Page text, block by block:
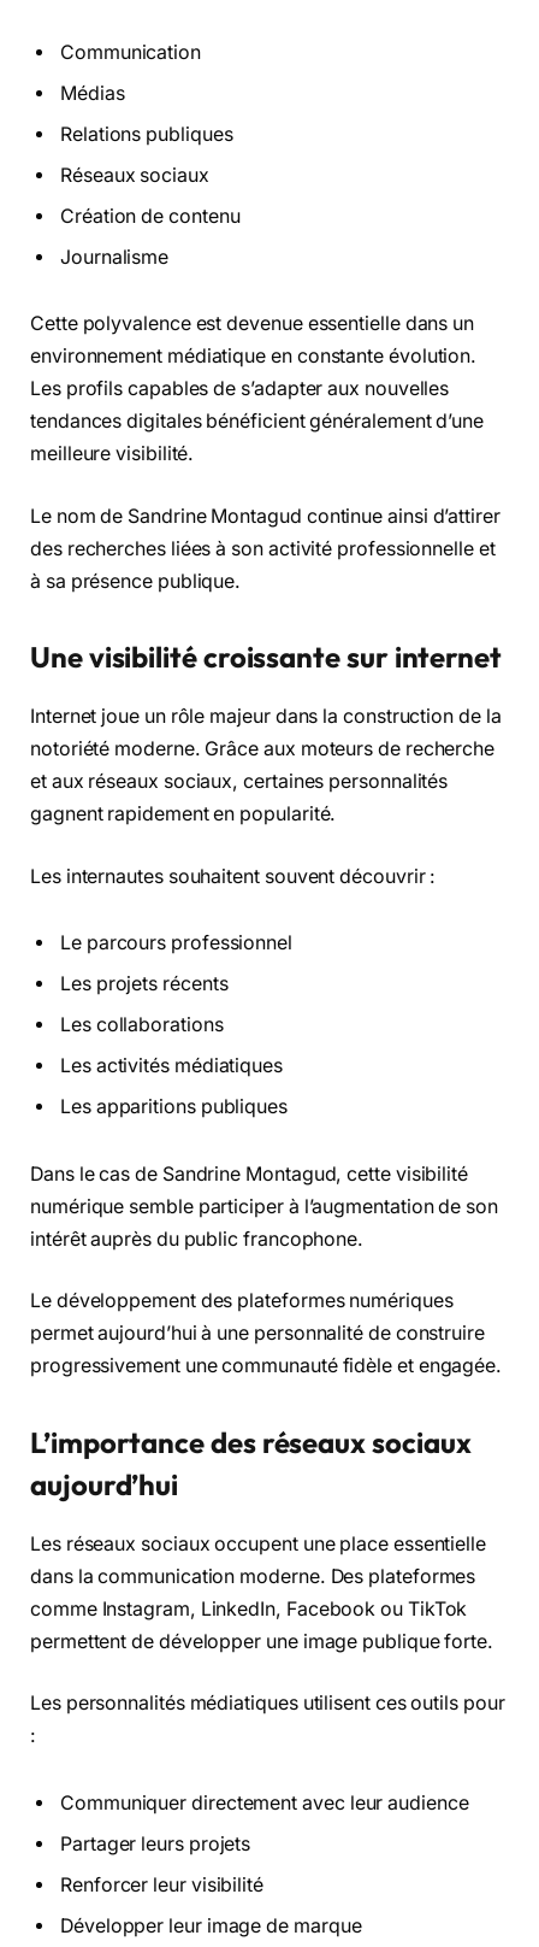
Communication
Médias
Relations publiques
Réseaux sociaux
Création de contenu
Journalisme
Cette polyvalence est devenue essentielle dans un
environnement médiatique en constante évolution.
Les profils capables de s’adapter aux nouvelles
tendances digitales bénéficient généralement d’une
meilleure visibilité.
Le nom de Sandrine Montagud continue ainsi d’attirer
des recherches liées à son activité professionnelle et
à sa présence publique.
Une visibilité croissante sur internet
Internet joue un rôle majeur dans la construction de la
notoriété moderne. Grâce aux moteurs de recherche
et aux réseaux sociaux, certaines personnalités
gagnent rapidement en popularité.
Les internautes souhaitent souvent découvrir :
Le parcours professionnel
Les projets récents
Les collaborations
Les activités médiatiques
Les apparitions publiques
Dans le cas de Sandrine Montagud, cette visibilité
numérique semble participer à l’augmentation de son
intérêt auprès du public francophone.
Le développement des plateformes numériques
permet aujourd’hui à une personnalité de construire
progressivement une communauté fidèle et engagée.
L’importance des réseaux sociaux
aujourd’hui
Les réseaux sociaux occupent une place essentielle
dans la communication moderne. Des plateformes
comme Instagram, LinkedIn, Facebook ou TikTok
permettent de développer une image publique forte.
Les personnalités médiatiques utilisent ces outils pour
:
Communiquer directement avec leur audience
Partager leurs projets
Renforcer leur visibilité
Développer leur image de marque